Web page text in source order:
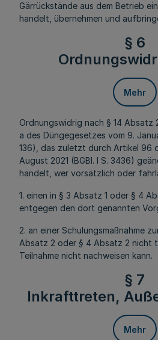
Gärrückstände aus dem Betrieb
handelt, übernehmen und
§ 6
Mehr
Ordnungswidrig nach § 14 Absatz
a des Düngegesetzes vom 9.
136), das zuletzt durch Artikel 96
August 2021 (BGBl. I S. 3436)
handelt, wer vorsätzlich oder
1. einen in § 3 Absatz 1 oder § 4
entgegen den dort genannten
2. an einer Schulungsmaßnahme
Absatz 2 oder § 4 Absatz 2 nicht
Teilnahme nicht nachweisen kann.
§ 7
Inkrafttreten,
Mehr